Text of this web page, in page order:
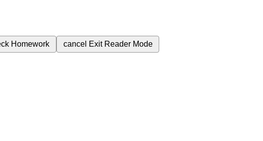
Homework cancel Exit Reader Mode